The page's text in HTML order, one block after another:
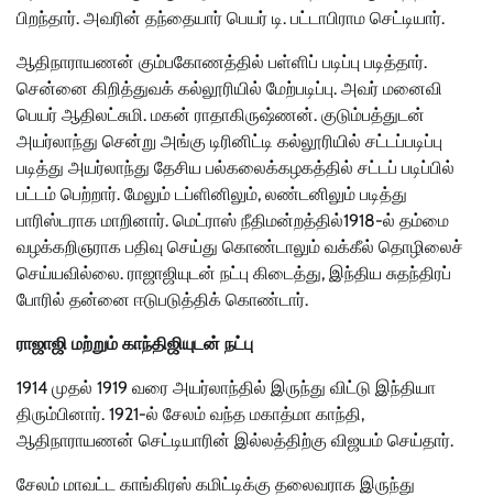
பிறந்தார். அவரின் தந்தையார் பெயர் டி. பட்டாபிராம செட்டியார்.
ஆதிநாராயணன் கும்பகோணத்தில் பள்ளிப் படிப்பு படித்தார்.
சென்னை கிறித்துவக் கல்லூரியில் மேற்படிப்பு. அவர் மனைவி
பெயர் ஆதிலட்சுமி. மகன் ராதாகிருஷ்ணன். குடும்பத்துடன்
அயர்லாந்து சென்று அங்கு டிரினிட்டி கல்லூரியில் சட்டப்படிப்பு
படித்து அயர்லாந்து தேசிய பல்கலைக்கழகத்தில் சட்டப் படிப்பில்
பட்டம் பெற்றார். மேலும் டப்ளினிலும், லண்டனிலும் படித்து
பாரிஸ்டராக மாறினார். மெட்ராஸ் நீதிமன்றத்தில்1918-ல் தம்மை
வழக்கறிஞராக பதிவு செய்து கொண்டாலும் வக்கீல் தொழிலைச்
செய்யவில்லை. ராஜாஜியுடன் நட்பு கிடைத்து, இந்திய சுதந்திரப்
போரில் தன்னை ஈடுபடுத்திக் கொண்டார்.
ராஜாஜி மற்றும் காந்திஜியுடன் நட்பு
1914 முதல் 1919 வரை அயர்லாந்தில் இருந்து விட்டு இந்தியா
திரும்பினார். 1921-ல் சேலம் வந்த மகாத்மா காந்தி,
ஆதிநாராயணன் செட்டியாரின் இல்லத்திற்கு விஜயம் செய்தார்.
சேலம் மாவட்ட காங்கிரஸ் கமிட்டிக்கு தலைவராக இருந்து